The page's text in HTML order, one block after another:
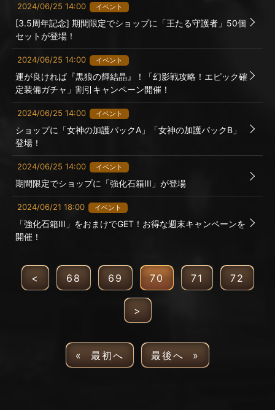
2024/06/25 14:00 イベント
[3.5周年記念] 期間限定でショップに「王たる守護者」50個
セットが登場！
2024/06/25 14:00 イベント
運が良ければ『黒狼の輝結晶』！「幻影戦攻略！エピック確
定装備ガチャ」割引キャンペーン開催！
2024/06/25 14:00 イベント
ショップに「女神の加護パックA」「女神の加護パックB」
登場！
2024/06/25 14:00 イベント
期間限定でショップに「強化石箱III」が登場
2024/06/21 18:00 イベント
「強化石箱III」をおまけでGET！お得な週末キャンペーンを
開催！
< 68 69 70 71 72
>
« 最初へ 最後へ »